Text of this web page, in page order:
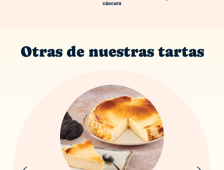
Otras de nuestras tartas